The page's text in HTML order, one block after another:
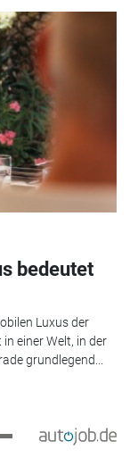
bedeutet
Luxus der
einer Welt, in der
grundlegend...